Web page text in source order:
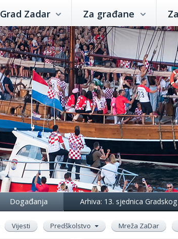
Grad Zadar Za građane
Događanja Arhiva: 13. sjednica
Vijesti Predškolstvo Mreža ZaDar